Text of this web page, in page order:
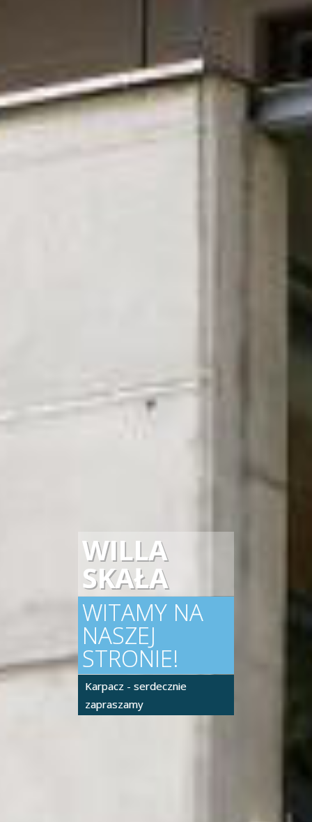
WILLA
SKAŁA
WITAMY NA
NASZEJ
STRONIE!
Karpacz - serdecznie
zapraszamy